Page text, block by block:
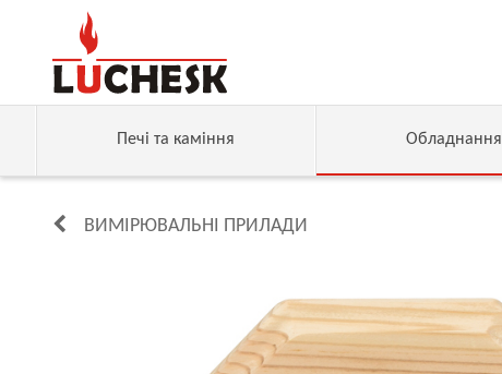
Печі та каміння Обладнання
ВИМІРЮВАЛЬНІ ПРИЛАДИ